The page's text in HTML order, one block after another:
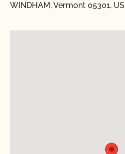
WINDHAM, Vermont 05301, US